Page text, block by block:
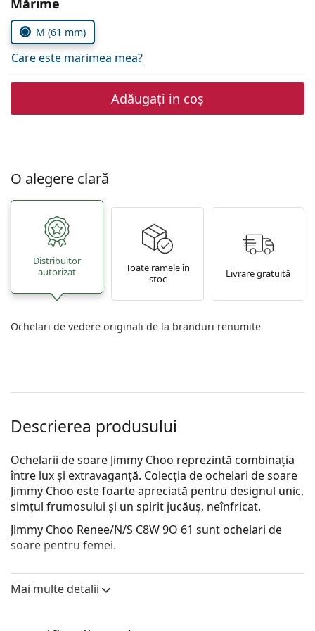
Persol
Prada
Toate mărcile
Alegeți parametrii
M (61 mm)
Care este marimea mea?
Adăugați in coș
O alegere clară
Distribuitor
autorizat
Toate ramele în
stoc
Livrare gratuită
Ochelari de vedere originali de la branduri renumite
Descrierea produsului
Ochelarii de soare Jimmy Choo reprezintă combinația
între lux și extravaganță. Colecția de ochelari de soare
Jimmy Choo este foarte apreciată pentru designul unic,
simțul frumosului și un spirit jucăuș, neînfricat.
Jimmy Choo Renee/N/S C8W 9O 61 sunt ochelari de
soare pentru femei.
Culoarea gri a ramei se potrivește perfect cu un ton
Mai multe detalii